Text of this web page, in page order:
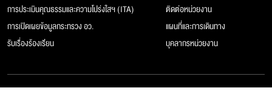
การประเมินคุณธรรมและความโปร่งใสฯ (ITA)
การเปิดเผยข้อมูลกระทรวง อว.
รับเรื่องร้องเรียน
ติดต่อหน่วยงาน
แผนที่และการเดินทาง
บุคลากรหน่วยงาน